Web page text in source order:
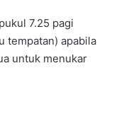
7.25 pagi
tempatan) apabila
untuk menukar